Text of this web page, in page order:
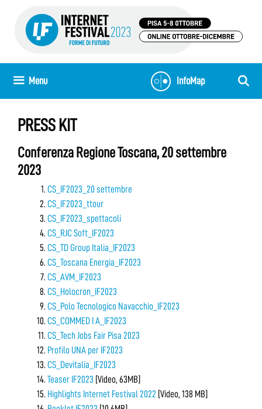
InfoMap
Menu
PRESS KIT
Conferenza Regione Toscana, 20 settembre
2023
CS_IF2023_20 settembre
CS_IF2023_ttour
CS_IF2023_spettacoli
CS_RJC Soft_IF2023
CS_TD Group Italia_IF2023
CS_Toscana Energia_IF2023
CS_AVM_IF2023
CS_Holocron_IF2023
CS_Polo Tecnologico Navacchio_IF2023
CS_COMMED I A_IF2023
CS_Tech Jobs Fair Pisa 2023
Profilo UNA per IF2023
CS_Devitalia_IF2023
Teaser IF2023 [Video, 63MB]
Highlights Internet Festival 2022 [Video, 138 MB]